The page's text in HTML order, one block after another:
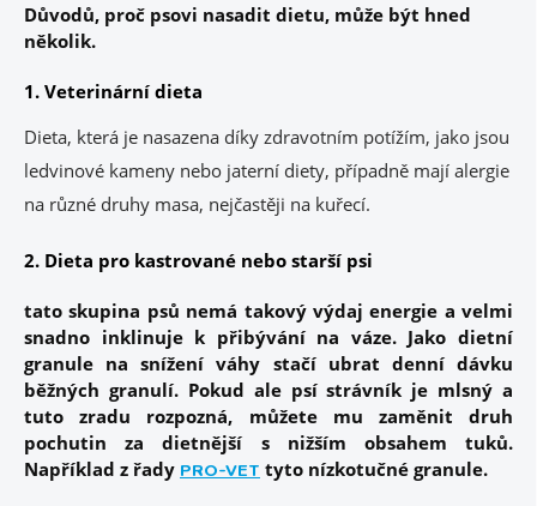
Důvodů, proč psovi nasadit dietu, může být hned
několik.
1. Veterinární dieta
Dieta, která je nasazena díky zdravotním potížím, jako jsou
ledvinové kameny nebo jaterní diety, případně mají alergie
na různé druhy masa, nejčastěji na kuřecí.
2. Dieta pro kastrované nebo starší psi
tato skupina psů nemá takový výdaj energie a velmi
snadno inklinuje k přibývání na váze. Jako dietní
granule na snížení váhy stačí ubrat denní dávku
běžných granulí. Pokud ale psí strávník je mlsný a
tuto zradu rozpozná, můžete mu zaměnit druh
pochutin za dietnější s nižším obsahem tuků.
Například z řady PRO-VET tyto nízkotučné granule.